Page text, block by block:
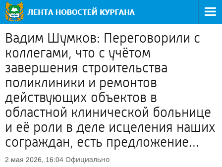
Вадим Шумков: Переговорили с
коллегами, что с учётом
завершения строительства
поликлиники и ремонтов
действующих объектов в
областной клинической больнице
и её роли в деле исцеления наших
сограждан, есть предложение...
2 мая 2026, 16:04 Официально